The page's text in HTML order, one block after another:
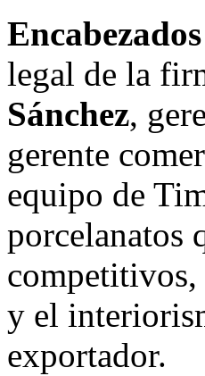
legal de la
Sánchez,
gerente
equipo de
porcelanatos
y el
exportador.